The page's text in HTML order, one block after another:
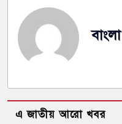
এ জাতীয় আরো খবর